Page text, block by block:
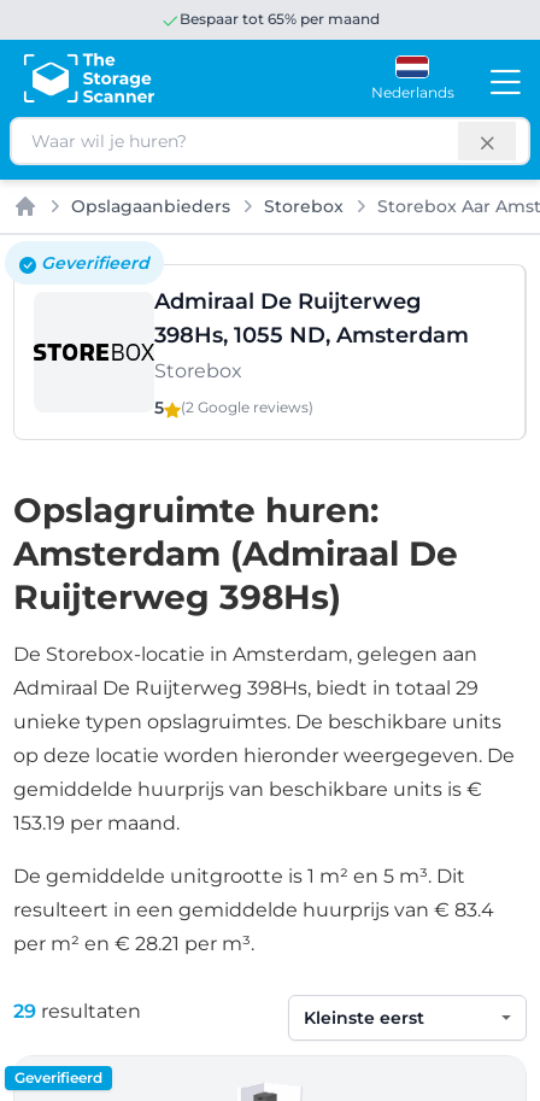
Bespaar tot 65% per maand
Nederlands
Zoeken
Home
Opslagaanbieders Storebox Storebox Aar
Admiraal De Ruijterweg
398Hs, 1055 ND, Amsterdam
Geverifieerd
Storebox
5 (2 Google reviews)
Opslagruimte huren:
Amsterdam (Admiraal De
Ruijterweg 398Hs)
De Storebox-locatie in Amsterdam, gelegen aan
Admiraal De Ruijterweg 398Hs, biedt in totaal 29
unieke typen opslagruimtes. De beschikbare units
op deze locatie worden hieronder weergegeven. De
gemiddelde huurprijs van beschikbare units is €
153.19 per maand.
De gemiddelde unitgrootte is 1 m² en 5 m³. Dit
resulteert in een gemiddelde huurprijs van € 83.4
per m² en € 28.21 per m³.
29 resultaten
Sorteren op
Geverifieerd